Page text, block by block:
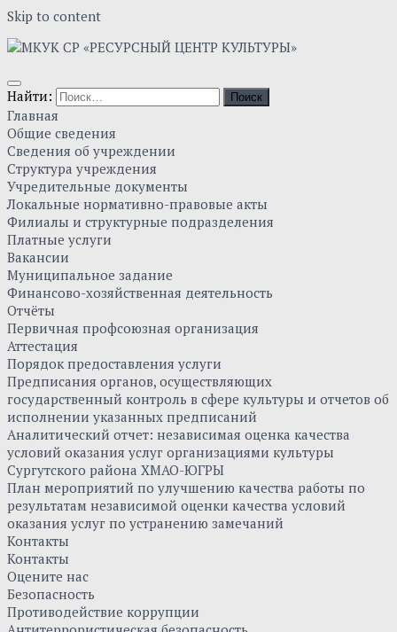
Skip to content
Найти:
Главная
Общие сведения
Сведения об учреждении
Структура учреждения
Учредительные документы
Локальные нормативно-правовые акты
Филиалы и структурные подразделения
Платные услуги
Вакансии
Муниципальное задание
Финансово-хозяйственная деятельность
Отчёты
Первичная профсоюзная организация
Аттестация
Порядок предоставления услуги
Предписания органов, осуществляющих
государственный контроль в сфере культуры и отчетов об
исполнении указанных предписаний
Аналитический отчет: независимая оценка качества
условий оказания услуг организациями культуры
Сургутского района ХМАО-ЮГРЫ
План мероприятий по улучшению качества работы по
результатам независимой оценки качества условий
оказания услуг по устранению замечаний
Контакты
Контакты
Оцените нас
Безопасность
Противодействие коррупции